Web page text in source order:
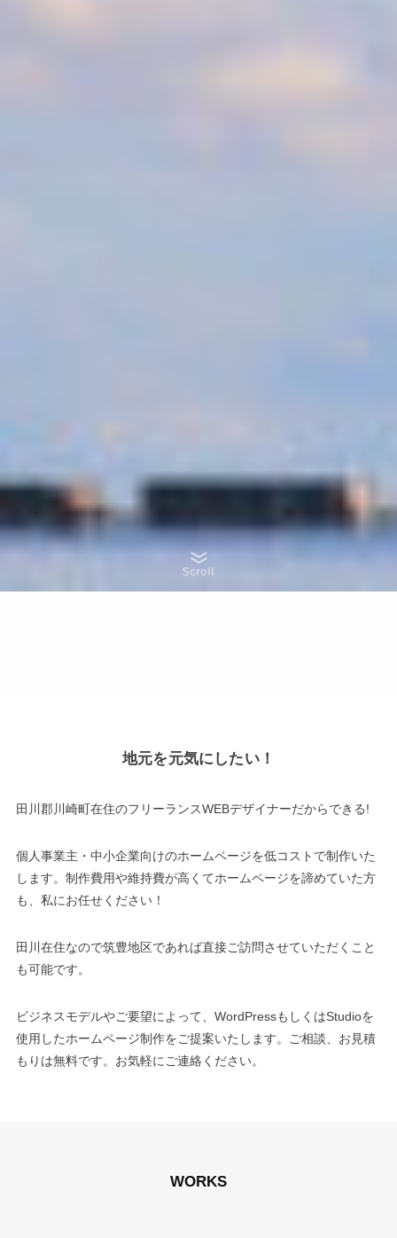
Scroll
地元を元気にしたい！
田川郡川崎町在住のフリーランスWEBデザイナーだからできる!
個人事業主・中小企業向けのホームページを低コストで制作いた
します。制作費用や維持費が高くてホームページを諦めていた方
も、私にお任せください！
田川在住なので筑豊地区であれば直接ご訪問させていただくこと
も可能です。
ビジネスモデルやご要望によって、WordPressもしくはStudioを
使用したホームページ制作をご提案いたします。ご相談、お見積
もりは無料です。お気軽にご連絡ください。
WORKS